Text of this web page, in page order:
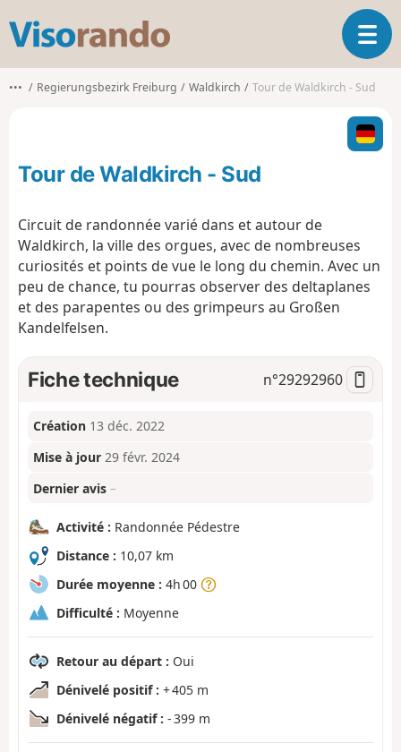
s
o
o
O
u
i
r
l
g
a
n
••• Regierungsbezirk Freiburg Waldkirch Tour de Waldkirch - Sud
Tour de Waldkirch - Sud
Circuit de randonnée varié dans et autour de
Waldkirch, la ville des orgues, avec de nombreuses
curiosités et points de vue le long du chemin. Avec un
peu de chance, tu pourras observer des deltaplanes
et des parapentes ou des grimpeurs au Großen
Kandelfelsen.
Fiche technique n°29292960
Création 13 déc. 2022
Mise à jour 29 févr. 2024
Dernier avis –
Activité : Randonnée Pédestre
Distance : 10,07 km
Durée moyenne : 4h 00
Difficulté : Moyenne
Retour au départ : Oui
Dénivelé positif : + 405 m
Dénivelé négatif : - 399 m